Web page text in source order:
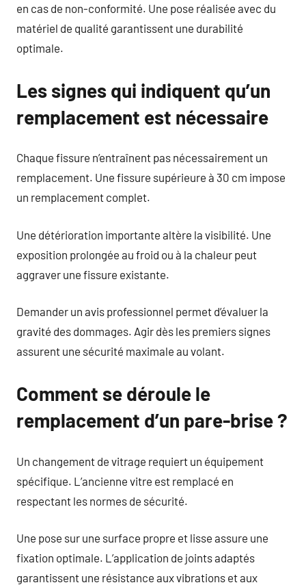
en cas de non-conformité. Une pose réalisée avec du
matériel de qualité garantissent une durabilité
optimale.
Les signes qui indiquent qu’un
remplacement est nécessaire
Chaque fissure n’entraînent pas nécessairement un
remplacement. Une fissure supérieure à 30 cm impose
un remplacement complet.
Une détérioration importante altère la visibilité. Une
exposition prolongée au froid ou à la chaleur peut
aggraver une fissure existante.
Demander un avis professionnel permet d’évaluer la
gravité des dommages. Agir dès les premiers signes
assurent une sécurité maximale au volant.
Comment se déroule le
remplacement d’un pare-brise ?
Un changement de vitrage requiert un équipement
spécifique. L’ancienne vitre est remplacé en
respectant les normes de sécurité.
Une pose sur une surface propre et lisse assure une
fixation optimale. L’application de joints adaptés
garantissent une résistance aux vibrations et aux